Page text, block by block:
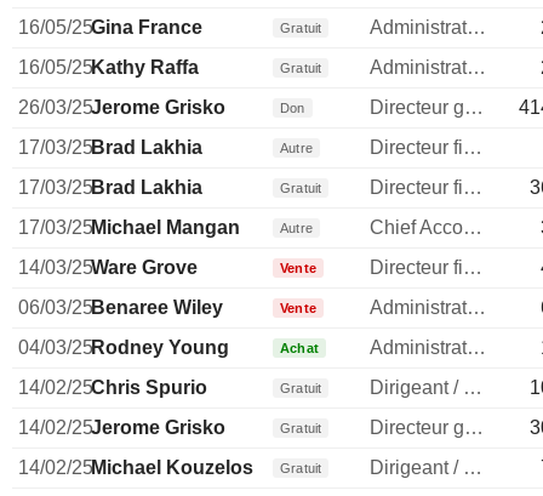
16/05/25Gina France Gratuit Administrateur
16/05/25Kathy Raffa Gratuit Administrateur
26/03/25Jerome Grisko Don Directeur general
17/03/25Brad Lakhia Autre
Directeur financier
17/03/25Brad Lakhia Gratuit Directeur financier
17/03/25Michael Mangan Autre Chief Accounting Officer
14/03/25Ware Grove Vente Directeur financier
06/03/25Benaree Wiley Vente Administrateur
04/03/25Rodney Young Achat Administrateur
14/02/25Chris Spurio Gratuit Dirigeant / cadre principal
14/02/25Jerome Grisko Gratuit Directeur general
14/02/25Michael Kouzelos Gratuit Dirigeant / cadre principal